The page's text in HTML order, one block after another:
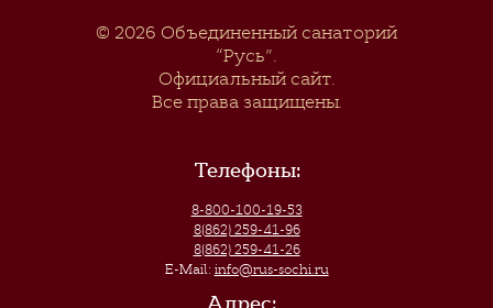
© 2026 Объединенный санаторий
“Русь”.
Официальный сайт.
Все права защищены.
Телефоны:
8-800-100-19-53
8(862) 259-41-96
8(862) 259-41-26
E-Mail: info@rus-sochi.ru